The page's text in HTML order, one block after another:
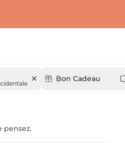
Bon Cadeau
pensez.